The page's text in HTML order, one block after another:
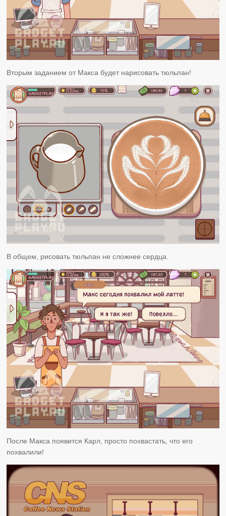
Вторым заданием от Макса будет нарисовать тюльпан!
В общем, рисовать тюльпан не сложнее сердца.
После Макса появится Карл, просто похвастать, что его
похвалили!